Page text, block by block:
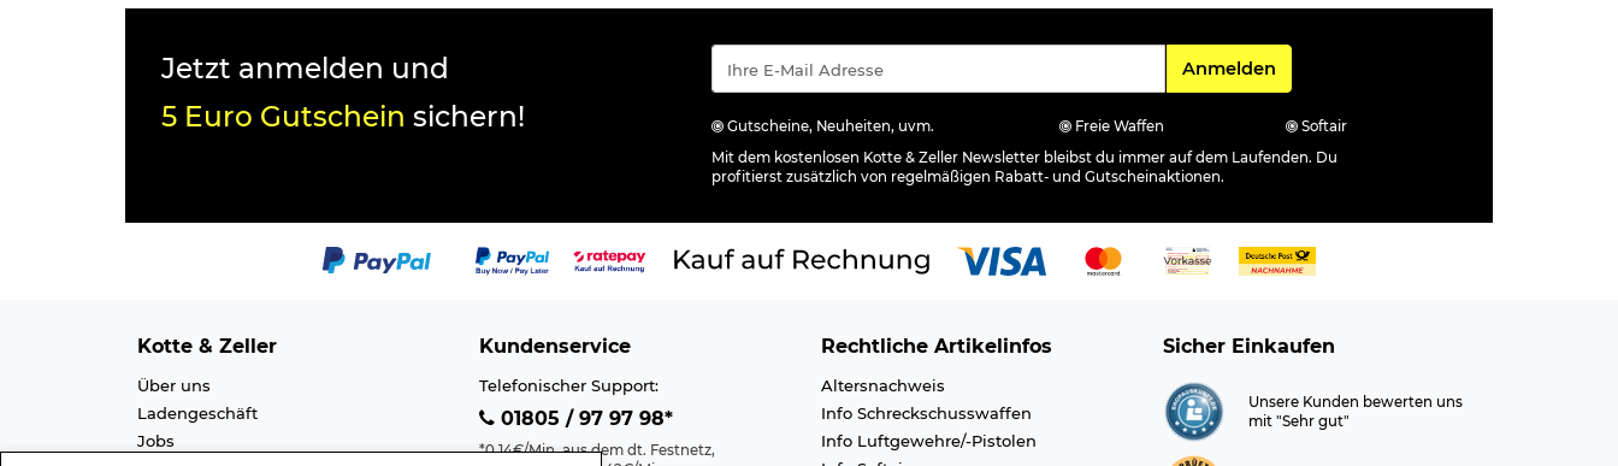
Jetzt anmelden und
5 Euro Gutschein sichern!
Für den Newsletter
Anmelden
Gutscheine, Neuheiten, uvm. Freie Waffen
Softair
Mit dem kostenlosen Kotte & Zeller Newsletter bleibst du immer auf dem Laufenden. Du
profitierst zusätzlich von regelmäßigen Rabatt- und Gutscheinaktionen.
Kotte & Zeller
Über uns
Ladengeschäft
Jobs
Kundenservice
Telefonischer Support:
01805 / 97 97 98*
*0,14€/Min. aus dem dt. Festnetz,
Rechtliche Artikelinfos
Altersnachweis
Info Schreckschusswaffen
Info Luftgewehre/-Pistolen
Sicher Einkaufen
Unsere Kunden bewerten uns
mit "Sehr gut"